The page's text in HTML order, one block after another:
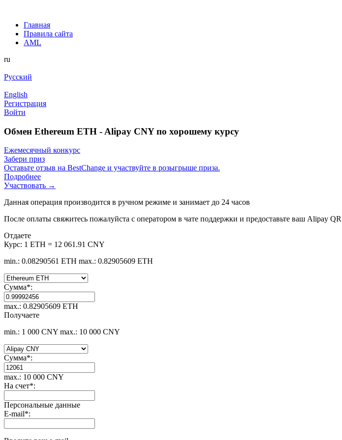
Главная
Правила сайта
AML
ru
Русский
English
Регистрация
Войти
Обмен Ethereum ETH - Alipay CNY по хорошему курсу
Ежемесячный конкурс
Забери приз
Оставьте отзыв на BestChange и участвуйте в розыгрыше приза.
Подробнее
Участвовать →
Данная операция производится в ручном режиме и занимает до 24 часов
После оплаты свяжитесь пожалуйста с оператором в чате поддержки и предоставьте ваш Alipay QR
Отдаете
Курс: 1 ETH = 12 061.91 CNY
min.: 0.08290561 ETH max.: 0.82905609 ETH
Сумма*:
max.: 0.82905609 ETH
Получаете
min.: 1 000 CNY max.: 10 000 CNY
Сумма*:
max.: 10 000 CNY
На счет*:
Персональные данные
E-mail*: